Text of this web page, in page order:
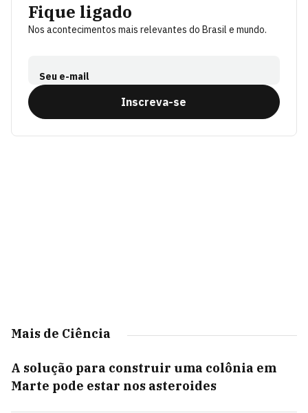
Fique ligado
Nos acontecimentos mais relevantes do Brasil e mundo.
Seu e-mail
Inscreva-se
Mais de Ciência
A solução para construir uma colônia em
Marte pode estar nos asteroides